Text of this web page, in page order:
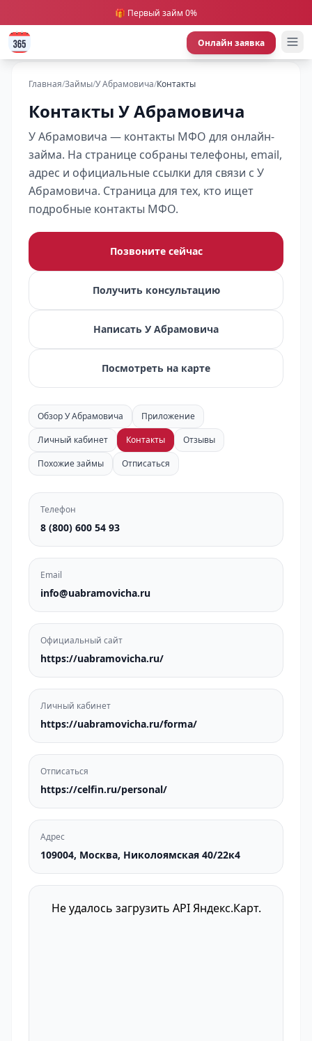
🎁 Первый займ 0%
Онлайн заявка
Главная/Займы/У Абрамовича/Контакты
Контакты У Абрамовича
У Абрамовича — контакты МФО для онлайн-
займа. На странице собраны телефоны, email,
адрес и официальные ссылки для связи с У
Абрамовича. Страница для тех, кто ищет
подробные контакты МФО.
Позвоните сейчас
Получить консультацию
Написать У Абрамовича
Посмотреть на карте
Обзор У Абрамовича
Приложение
Личный кабинет
Контакты
Отзывы
Похожие займы
Отписаться
Телефон
8 (800) 600 54 93
Email
info@uabramovicha.ru
Официальный сайт
https://uabramovicha.ru/
Личный кабинет
https://uabramovicha.ru/forma/
Отписаться
https://celfin.ru/personal/
Адрес
109004, Москва, Николоямская 40/22к4
Не удалось загрузить API Яндекс.Карт.